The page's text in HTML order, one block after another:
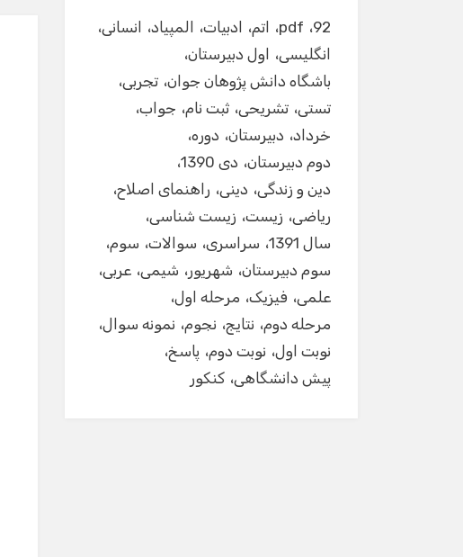
92
pdf اتم ادبیات المپیاد
انسانی
انگلیسی
اول دبیرستان
باشگاه دانش پژوهان جوان تجربی
تستی تشریحی ثبت نام جواب
خرداد دبیرستان دوره
دوم دبیرستان دی 1390
دین و زندگی دینی راهنمای اصلاح
ریاضی زیست زیست شناسی
سال 1391
سراسری سوالات سوم
سوم دبیرستان شهریور شیمی عربی
علمی فیزیک مرحله اول
مرحله دوم نتایج نجوم نمونه سوال
نوبت اول نوبت دوم پاسخ
پیش دانشگاهی کنکور